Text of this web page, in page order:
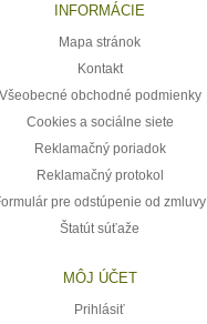
INFORMÁCIE
Mapa stránok
Kontakt
Všeobecné obchodné podmienky
Cookies a sociálne siete
Reklamačný poriadok
Reklamačný protokol
pre odstúpenie od zmluvy
Štatút súťaže
MÔJ ÚČET
Prihlásiť